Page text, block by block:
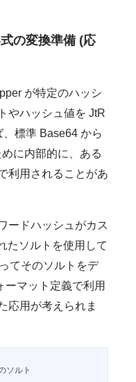
の変換準備 (応
が特定のハッシ
やハッシュ値を JtR
標準 Base64 から
に内部的に、ある
利用されることがあ
ードハッシュがカス
たソルトを使用して
てそのソルトをデ
ーマット定義で利用
応用が考えられま
ソルト